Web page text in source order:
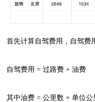
首先计算自驾费用，自驾费
自驾费用 = 过路费 + 油费
其中油费 = 公里数 × 单位